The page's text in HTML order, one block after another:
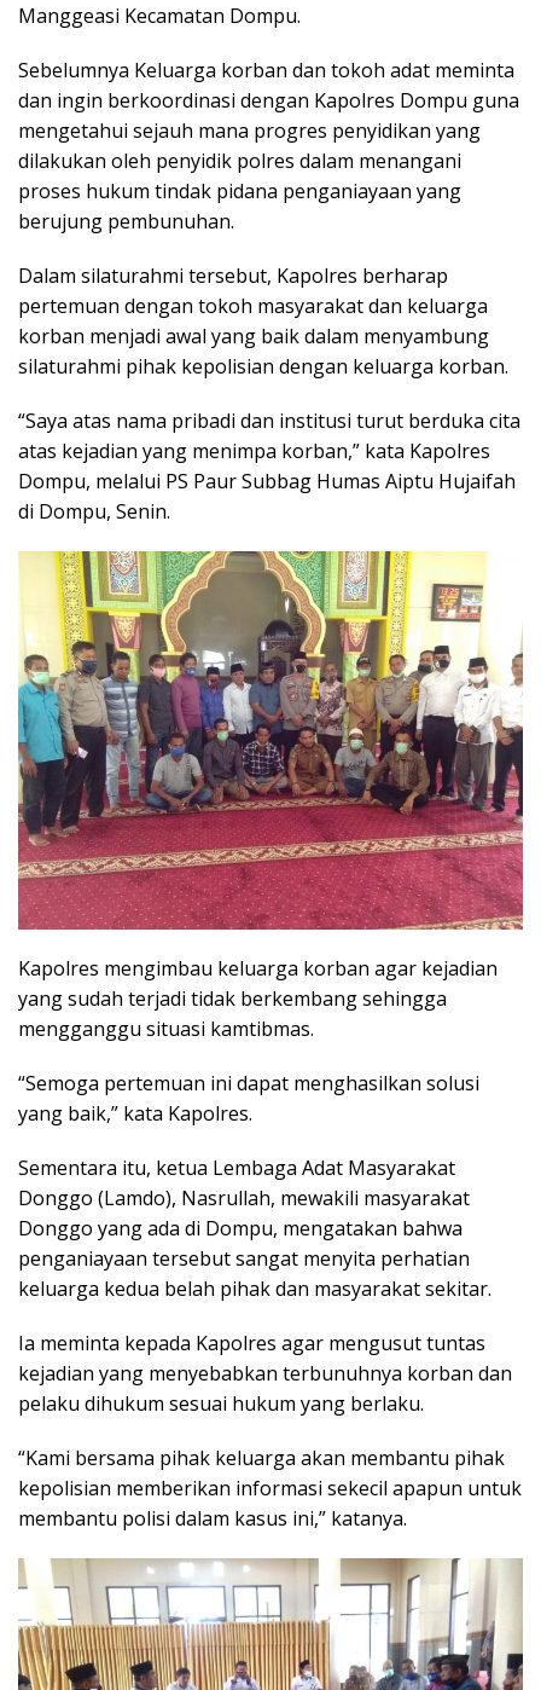
Manggeasi Kecamatan Dompu.
Sebelumnya Keluarga korban dan tokoh adat meminta
dan ingin berkoordinasi dengan Kapolres Dompu guna
mengetahui sejauh mana progres penyidikan yang
dilakukan oleh penyidik polres dalam menangani
proses hukum tindak pidana penganiayaan yang
berujung pembunuhan.
Dalam silaturahmi tersebut, Kapolres berharap
pertemuan dengan tokoh masyarakat dan keluarga
korban menjadi awal yang baik dalam menyambung
silaturahmi pihak kepolisian dengan keluarga korban.
“Saya atas nama pribadi dan institusi turut berduka cita
atas kejadian yang menimpa korban,” kata Kapolres
Dompu, melalui PS Paur Subbag Humas Aiptu Hujaifah
di Dompu, Senin.
Kapolres mengimbau keluarga korban agar kejadian
yang sudah terjadi tidak berkembang sehingga
mengganggu situasi kamtibmas.
“Semoga pertemuan ini dapat menghasilkan solusi
yang baik,” kata Kapolres.
Sementara itu, ketua Lembaga Adat Masyarakat
Donggo (Lamdo), Nasrullah, mewakili masyarakat
Donggo yang ada di Dompu, mengatakan bahwa
penganiayaan tersebut sangat menyita perhatian
keluarga kedua belah pihak dan masyarakat sekitar.
Ia meminta kepada Kapolres agar mengusut tuntas
kejadian yang menyebabkan terbunuhnya korban dan
pelaku dihukum sesuai hukum yang berlaku.
“Kami bersama pihak keluarga akan membantu pihak
kepolisian memberikan informasi sekecil apapun untuk
membantu polisi dalam kasus ini,” katanya.